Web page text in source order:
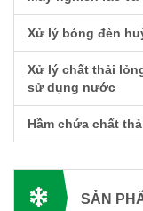
Xử lý bóng đèn
Xử lý chất thải
sử dụng nước
Hầm chứa chất
SẢN